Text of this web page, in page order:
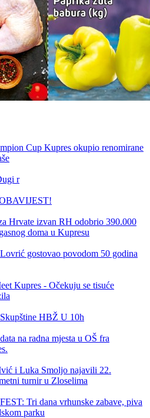
Cup Kupres okupio renomirane
r
Hrvate izvan RH odobrio 390.000
doma u Kupresu
gostovao povodom 50 godina
Kupres - Očekuju se tisuće
HBŽ U 10h
na radna mjesta u OŠ fra
i Luka Smoljo najavili 22.
turnir u Zloselima
Tri dana vrhunske zabave, piva
parku